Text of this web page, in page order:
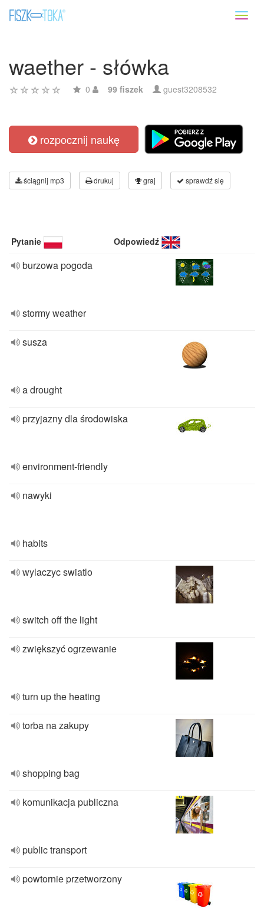
waether - słówka
0 99 fiszek guest3208532
rozpocznij naukę
ściągnij mp3 drukuj graj sprawdź się
Pytanie Odpowiedź
burzowa pogoda
stormy weather
susza
a drought
przyjazny dla środowiska
environment-friendly
nawyki
habits
wylaczyc swiatlo
switch off the light
zwiększyć ogrzewanie
turn up the heating
torba na zakupy
shopping bag
komunikacja publiczna
public transport
powtornie przetworzony